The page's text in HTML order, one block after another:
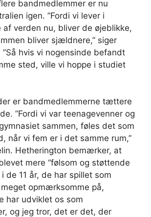
bandmedlemmer er nu
igen. ”Fordi vi lever i
af verden nu, bliver de øjeblikke,
bliver sjældnere,” siger
hvis vi nogensinde befandt
sted, ville vi hoppe i studiet
er bandmedlemmerne tættere
”Fordi vi var teenagevenner og
sammen, føles det som
når vi fem er i det samme rum,”
Hetherington bemærker, at
mere “følsom og støttende
de 11 år, de har spillet som
meget opmærksomme på,
har udviklet os som
og jeg tror, det er det, der